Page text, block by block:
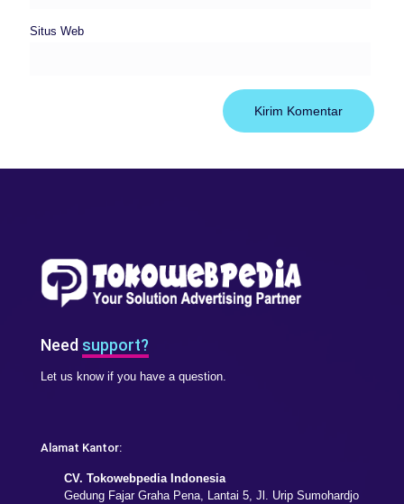
Situs Web
Need support?
Let us know if you have a question.
Alamat Kantor:
CV. Tokowebpedia Indonesia
Gedung Fajar Graha Pena, Lantai 5, Jl. Urip Sumohardjo